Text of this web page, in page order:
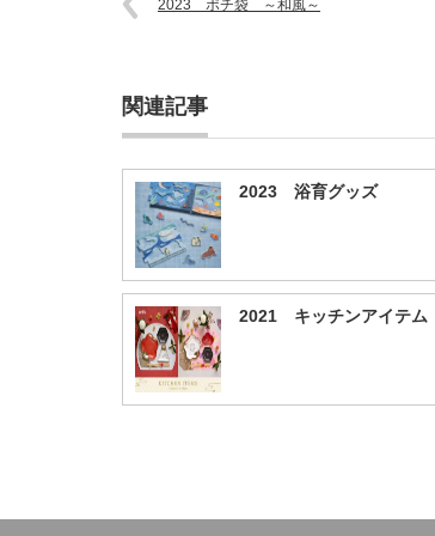
2023 ポチ袋 ～和風～
関連記事
2023 浴育グッズ
2021 キッチンアイテ